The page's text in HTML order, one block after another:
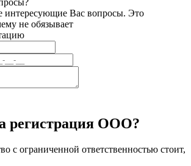
интересующие Вас вопросы. Это
не обязывает
регистрация ООО?
с ограниченной ответственностью стоит,